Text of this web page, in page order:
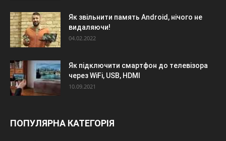
Як звільнити память Android, нічого не
видаляючи!
04.02.2022
Як підключити смартфон до телевізора
через WiFi, USB, HDMI
10.09.2021
ПОПУЛЯРНА КАТЕГОРІЯ